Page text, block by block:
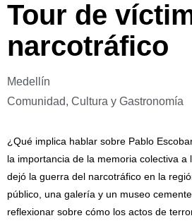
Tour de
narcotráfico
Medellín
Comunidad, Cultura y Gastronomía
¿Qué implica hablar sobre Pablo
la importancia de la memoria colectiva a
dejó la guerra del narcotráfico en la
público, una galería y un museo
reflexionar sobre cómo los actos de